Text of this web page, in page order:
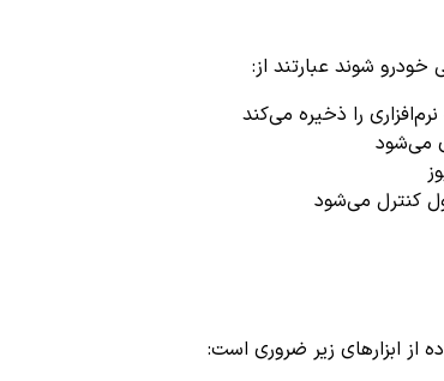
را ذخیره می‌کند
می‌شود
کنترل می‌شود